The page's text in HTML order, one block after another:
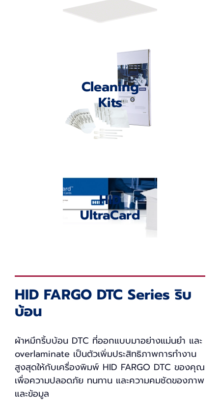
Cleaning
Kits
HID
UltraCard
HID FARGO DTC Series ริบ
บ้อน
ผ้าหมึกริ้บบ้อน DTC ที่ออกแบบมาอย่างแม่นยำ และ
overlaminate เป็นตัวเพิ่มประสิทธิภาพการทำงาน
สูงสุดให้กับเครื่องพิมพ์ HID FARGO DTC ของคุณ
เพื่อความปลอดภัย ทนทาน และความคมชัดของภาพ
และข้อมูล